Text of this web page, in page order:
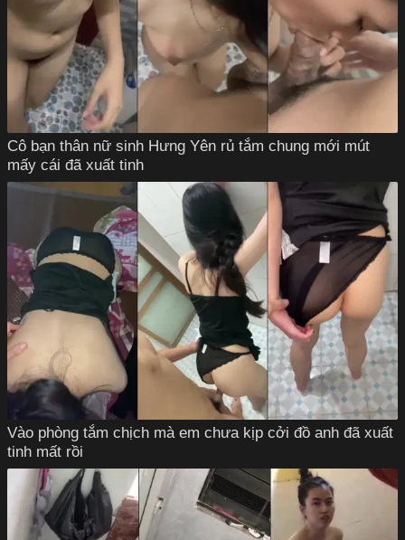
Cô bạn thân nữ sinh Hưng Yên rủ tắm chung mới mút
mấy cái đã xuất tinh
Vào phòng tắm chịch mà em chưa kịp cởi đồ anh đã xuất
tinh mất rồi